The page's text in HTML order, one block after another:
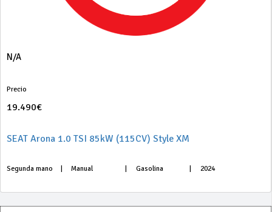
N/A
Precio
19.490€
SEAT Arona 1.0 TSI 85kW (115CV) Style XM
Segunda mano Manual Gasolina 2024